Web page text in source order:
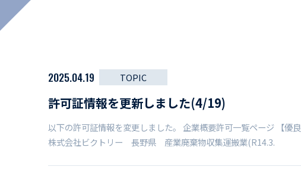
活動レポート
2025.04.19 TOPIC
許可証情報を更新しました(4/19)
以下の許可証情報を変更しました。 企業概要許可一覧ページ 【優良
株式会社ビクトリー 長野県 産業廃棄物収集運搬業(R14.3.